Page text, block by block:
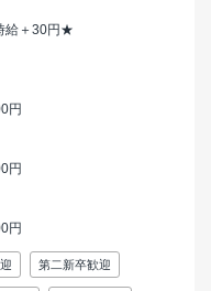
給＋30円★
円
円
円
第二新卒歓迎